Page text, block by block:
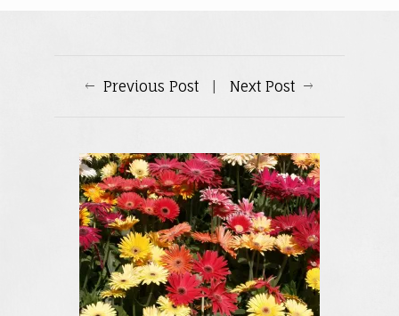
Previous Post | Next Post